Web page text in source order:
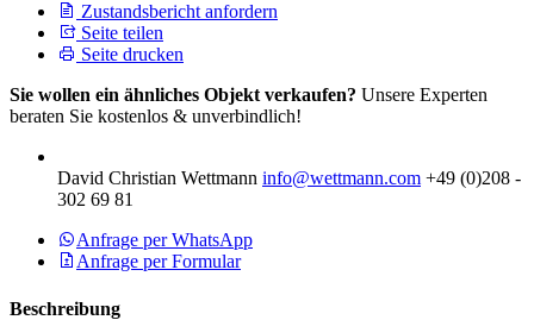
Zustandsbericht anfordern
Seite teilen
Seite drucken
Sie wollen ein ähnliches Objekt verkaufen? Unsere Experten
beraten Sie kostenlos & unverbindlich!
David Christian Wettmann info@wettmann.com +49 (0)208 -
302 69 81
Anfrage per WhatsApp
Anfrage per Formular
Beschreibung